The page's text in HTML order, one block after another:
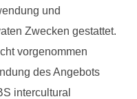
und
Zwecken gestattet.
vorgenommen
des Angebots
intercultural